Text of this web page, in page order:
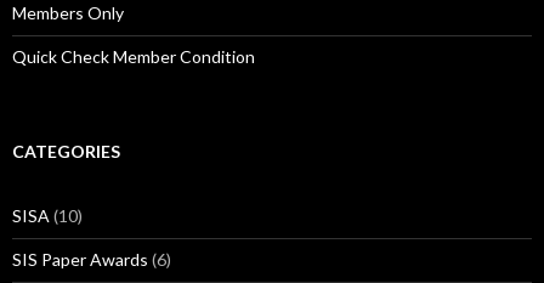
Members Only
Quick Check Member Condition
CATEGORIES
SISA (10)
SIS Paper Awards (6)